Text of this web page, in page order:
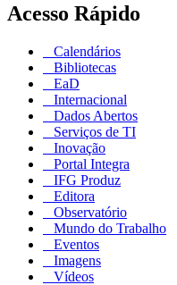
Acesso Rápido
Calendários
Bibliotecas
EaD
Internacional
Dados Abertos
Serviços de TI
Inovação
Portal Integra
IFG Produz
Editora
Observatório
Mundo do Trabalho
Eventos
Imagens
Vídeos